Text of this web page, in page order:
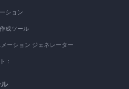
ション
成ツール
ーション ジェネレーター
：